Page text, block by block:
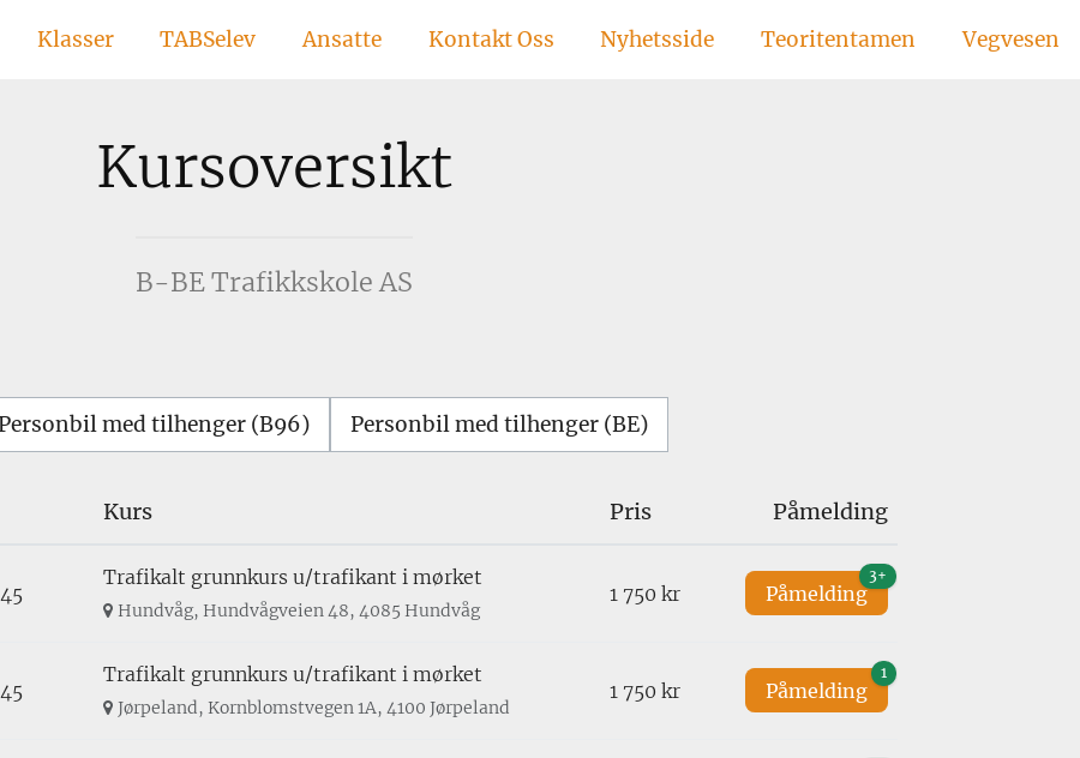
Klasser TABSelev Ansatte Kontakt Oss Nyhetsside Teoritentamen Vegvesen
Kursoversikt
B-BE Trafikkskole AS
med tilhenger (B96) Personbil med tilhenger (BE)
Kurs Pris Påmelding
Trafikalt grunnkurs u/trafikant i mørket
Hundvåg, Hundvågveien 48, 4085 Hundvåg
1 750 kr Påmelding
3+
Trafikalt grunnkurs u/trafikant i mørket
Jørpeland, Kornblomstvegen 1A, 4100 Jørpeland
1 750 kr Påmelding
1